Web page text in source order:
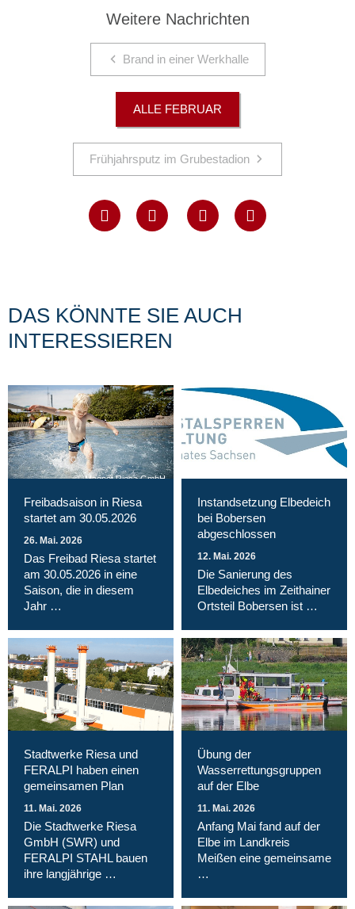
Weitere Nachrichten
Brand in einer Werkhalle
ALLE FEBRUAR
Frühjahrsputz im Grubestadion
DAS KÖNNTE SIE AUCH
INTERESSIEREN
Magnet Riesa GmbH
Freibadsaison in Riesa
startet am 30.05.2026
26. Mai. 2026
Das Freibad Riesa startet
am 30.05.2026 in eine
Saison, die in diesem
Jahr …
Instandsetzung Elbedeich
bei Bobersen
abgeschlossen
12. Mai. 2026
Die Sanierung des
Elbedeiches im Zeithainer
Ortsteil Bobersen ist …
Stadtwerke Riesa und
FERALPI haben einen
gemeinsamen Plan
11. Mai. 2026
Die Stadtwerke Riesa
GmbH (SWR) und
FERALPI STAHL bauen
ihre langjährige …
Übung der
Wasserrettungsgruppen
auf der Elbe
11. Mai. 2026
Anfang Mai fand auf der
Elbe im Landkreis
Meißen eine gemeinsame
…